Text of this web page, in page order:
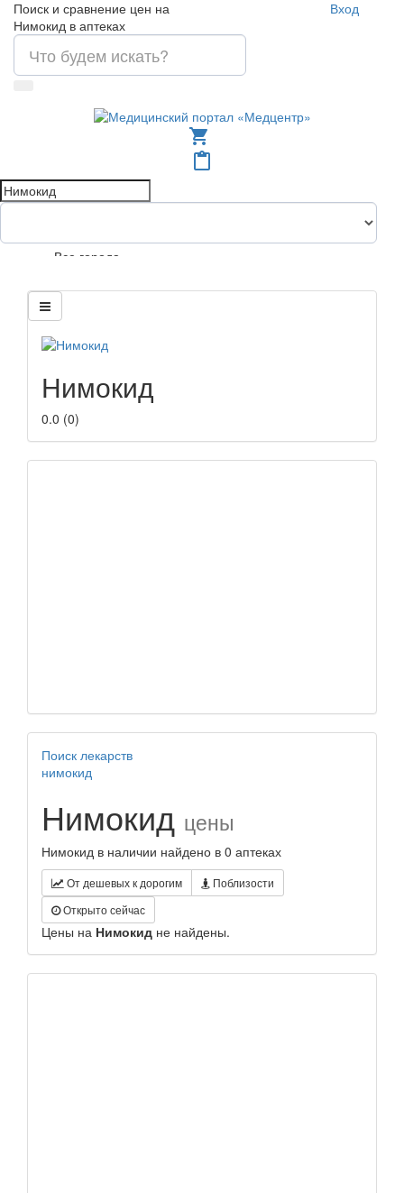
Поиск и сравнение цен на
Нимокид в аптеках
Вход
shopping_cart
content_paste
Все города
Нимокид
0.0 (0)
Поиск лекарств
нимокид
Нимокид цены
Нимокид в наличии найдено в 0 аптеках
От дешевых к дорогим
Поблизости
Открыто сейчас
Цены на Нимокид не найдены.